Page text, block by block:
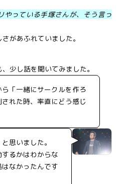
やっている手塚さんが、そう言っ
があふれていました。
少し話を聞いてみました。
「一緒にサークルを作ろ
れた時、率直にどう感じ
思いました。
るかはわからな
なかったんです